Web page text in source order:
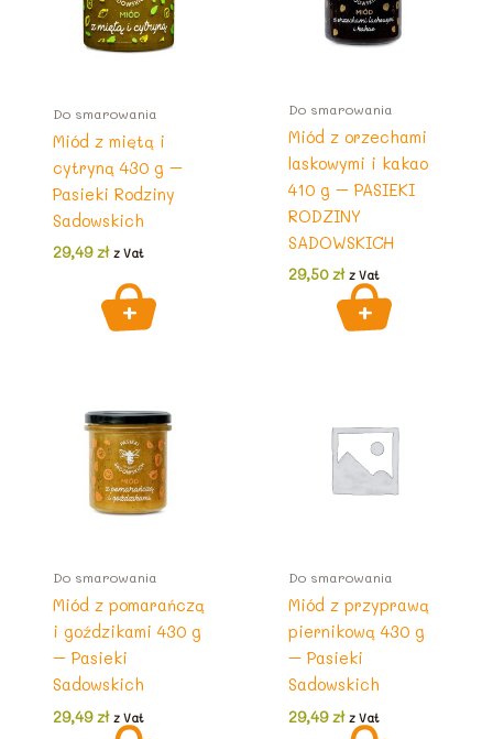
Do smarowania
Miód z miętą i
cytryną 430 g –
Pasieki Rodziny
Sadowskich
29,49zł z Vat
Do smarowania
Miód z orzechami
laskowymi i kakao
410 g – PASIEKI
RODZINY
SADOWSKICH
29,50zł z Vat
Do smarowania
Miód z pomarańczą
i goździkami 430 g
– Pasieki
Sadowskich
29,49zł z Vat
Do smarowania
Miód z przyprawą
piernikową 430 g
– Pasieki
Sadowskich
29,49zł z Vat